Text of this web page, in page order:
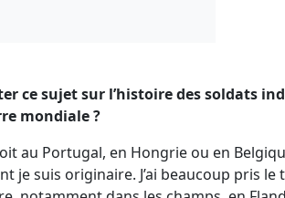
ce sujet sur l’histoire des soldats
mondiale ?
au Portugal, en Hongrie ou en
je suis originaire. J’ai beaucoup pris